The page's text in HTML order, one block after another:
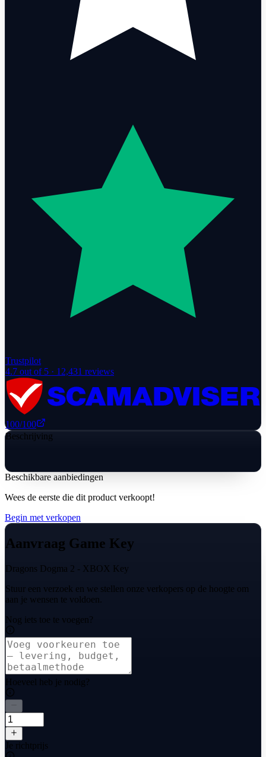
Trustpilot
4.7 out of 5 · 12,431 reviews
100/100
Beschrijving
Beschikbare aanbiedingen
Wees de eerste die dit product verkoopt!
Begin met verkopen
Aanvraag Game Key
Dragons Dogma 2 - XBOX Key
Stuur een verzoek en we stellen onze verkopers op de hoogte om
aan je wensen te voldoen.
Nog iets toe te voegen?
Hoeveel heb je nodig?
Je richtprijs